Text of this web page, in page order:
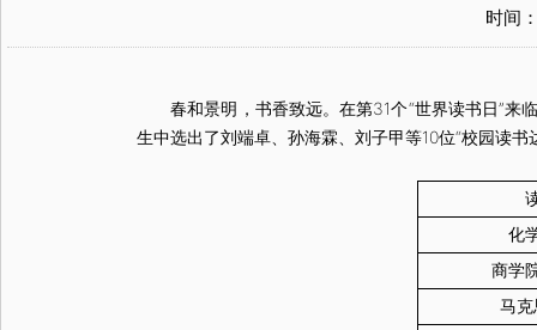
时间
春和景明，书香致远。在第31个“世界读书日”来
生中选出了刘端卓、孙海霖、刘子甲等10位“校园读
读
化学
商学院
马克